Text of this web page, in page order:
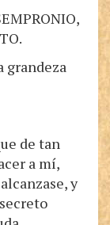
grandeza
de tan
a mí,
y